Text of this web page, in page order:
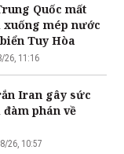
Quốc mất
mép nước
Tuy Hòa
26, 11:16
Iran gây sức
phán về
26, 10:57